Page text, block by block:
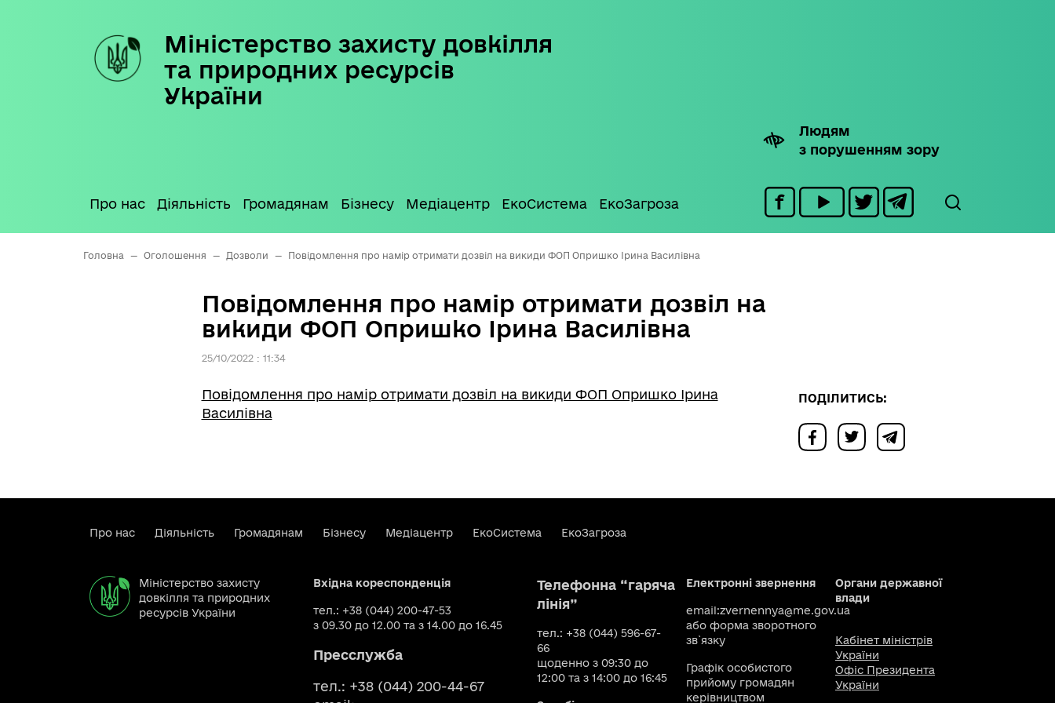
Міністерство захисту довкілля
та природних ресурсів
України
Людям
з порушенням зору
Про нас Діяльність Громадянам Бізнесу Медіацентр ЕкоСистема ЕкоЗагроза
Головна — Оголошення — Дозволи — Повідомлення про намір отримати дозвіл на викиди ФОП Опришко Ірина Василівна
Повідомлення про намір отримати дозвіл на
викиди ФОП Опришко Ірина Василівна
25/10/2022 : 11:34
Повідомлення про намір отримати дозвіл на викиди ФОП Опришко Ірина
Василівна
ПОДІЛИТИСЬ:
Про нас Діяльність Громадянам Бізнесу Медіацентр ЕкоСистема ЕкоЗагроза
Міністерство захисту
довкілля та природних
ресурсів України
Вхідна кореспонденція
тел.: +38 (044) 200-47-53
з 09.30 до 12.00 та з 14.00 до 16.45
Пресслужба
тел.: +38 (044) 200-44-67
Телефонна “гаряча
лінія”
тел.: +38 (044) 596-67-
66
щоденно з 09:30 до
12:00 та з 14:00 до 16:45
Електронні звернення
email:zvernennya@me.gov.ua
або форма зворотного
зв`язку
Графік особистого
прийому громадян
керівництвом
Органи державної
влади
Кабінет міністрів
України
Офіс Президента
України